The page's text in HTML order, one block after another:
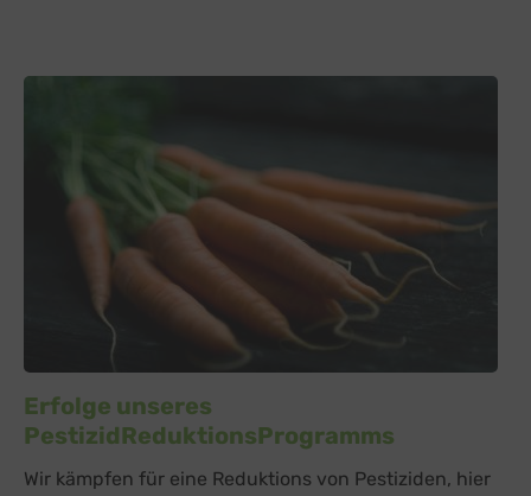
Erfolge unseres
PestizidReduktionsProgramms
Wir kämpfen für eine Reduktions von Pestiziden, hier